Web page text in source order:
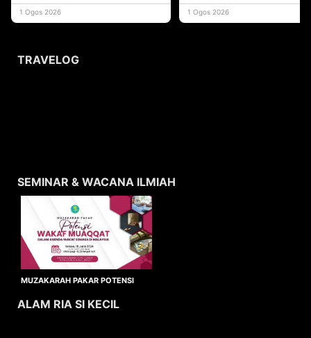
yang memberi ma
1 Ogos 2026
1 Ogos 2026
TRAVELOG
SEMINAR & WACANA ILMIAH
MUZAKARAH PAKAR POTENSI
ALAM RIA SI KECIL